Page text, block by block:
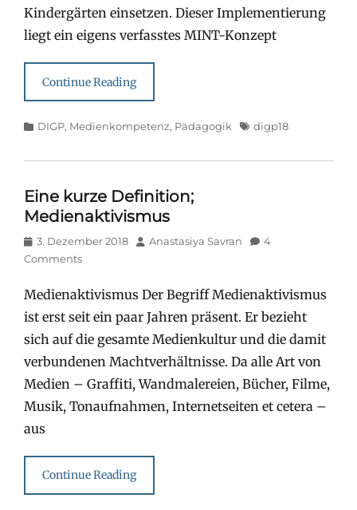
Kindergärten einsetzen. Dieser Implementierung
liegt ein eigens verfasstes MINT-Konzept
Continue Reading
Categories
DIGP, Medienkompetenz, Pädagogik Tagsdigp18
Eine kurze Definition;
Medienaktivismus
Posted
on
3. Dezember 2018 Author
Anastasiya Savran
4
Comments
Medienaktivismus Der Begriff Medienaktivismus
ist erst seit ein paar Jahren präsent. Er bezieht
sich auf die gesamte Medienkultur und die damit
verbundenen Machtverhältnisse. Da alle Art von
Medien – Graffiti, Wandmalereien, Bücher, Filme,
Musik, Tonaufnahmen, Internetseiten et cetera –
aus
Continue Reading